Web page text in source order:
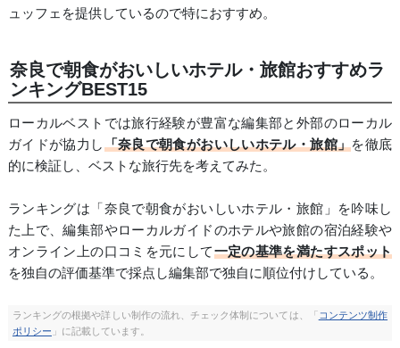
ュッフェを提供しているので特におすすめ。
奈良で朝食がおいしいホテル・旅館おすすめラ
ンキングBEST15
ローカルベストでは旅行経験が豊富な編集部と外部のローカル
ガイドが協力し「奈良で朝食がおいしいホテル・旅館」を徹底
的に検証し、ベストな旅行先を考えてみた。
ランキングは「奈良で朝食がおいしいホテル・旅館」を吟味し
た上で、編集部やローカルガイドのホテルや旅館の宿泊経験や
オンライン上の口コミを元にして一定の基準を満たすスポット
を独自の評価基準で採点し編集部で独自に順位付けしている。
ランキングの根拠や詳しい制作の流れ、チェック体制については、「 コンテンツ制作
ポリシー 」に記載しています。